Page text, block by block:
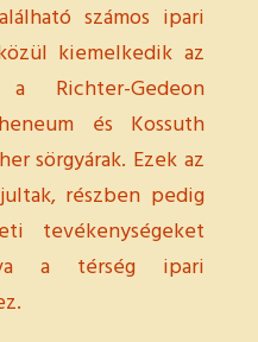
számos ipari
kiemelkedik az
a Richter-Gedeon
és Kossuth
sörgyárak. Ezek az
részben pedig
tevékenységeket
a térség ipari